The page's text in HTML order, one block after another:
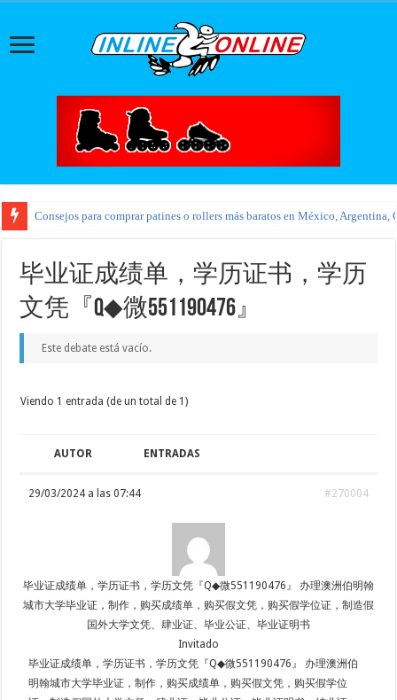
Consejos para comprar patines o rollers más baratos en México, Argentina,
毕业证成绩单，学历证书，学历
文凭『Q◆微551190476』
Este debate está vacío.
Viendo 1 entrada (de un total de 1)
AUTOR ENTRADAS
29/03/2024 a las 07:44 #270004
毕业证成绩单，学历证书，学历文凭『Q◆微551190476』 办理澳洲伯明翰
城市大学毕业证，制作，购买成绩单，购买假文凭，购买假学位证，制造假
国外大学文凭、肆业证、毕业公证、毕业证明书
Invitado
毕业证成绩单，学历证书，学历文凭『Q◆微551190476』 办理澳洲伯
明翰城市大学毕业证，制作，购买成绩单，购买假文凭，购买假学位